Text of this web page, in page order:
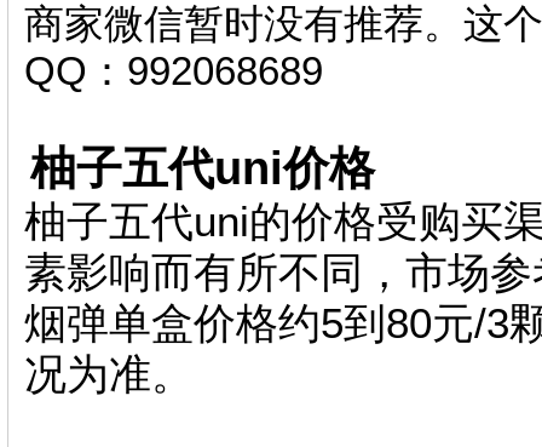
商家微信暂时没有推荐。这
QQ：992068689
柚子五代uni价格
柚子五代uni的价格受购买
素影响而有所不同，市场
烟弹单盒价格约5到80元/3
况为准。